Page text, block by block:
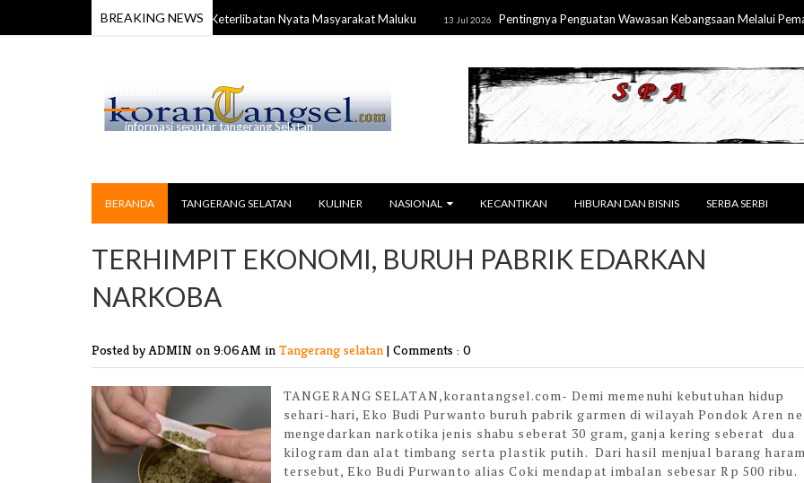
BREAKING NEWS
Percepatan Pembangunan & Keterlibatan Nyata Masyarakat Maluku 13 Jul 2026 Pentingnya Penguatan Wawasan Kebangsaan Melalui
informasi seputar tangerang Selatan
BERANDA TANGERANG SELATAN KULINER NASIONAL KECANTIKAN HIBURAN DAN BISNIS SERBA SERBI
TERHIMPIT EKONOMI, BURUH PABRIK EDARKAN
NARKOBA
Posted by ADMIN on 9:06 AM in Tangerang selatan | Comments : 0
TANGERANG SELATAN,korantangsel.com- Demi memenuhi kebutuhan hidup
sehari-hari, Eko Budi Purwanto buruh pabrik garmen di wilayah Pondok Aren
mengedarkan narkotika jenis shabu seberat 30 gram, ganja kering seberat dua
kilogram dan alat timbang serta plastik putih. Dari hasil menjual barang
tersebut, Eko Budi Purwanto alias Coki mendapat imbalan sebesar Rp 500 ribu.